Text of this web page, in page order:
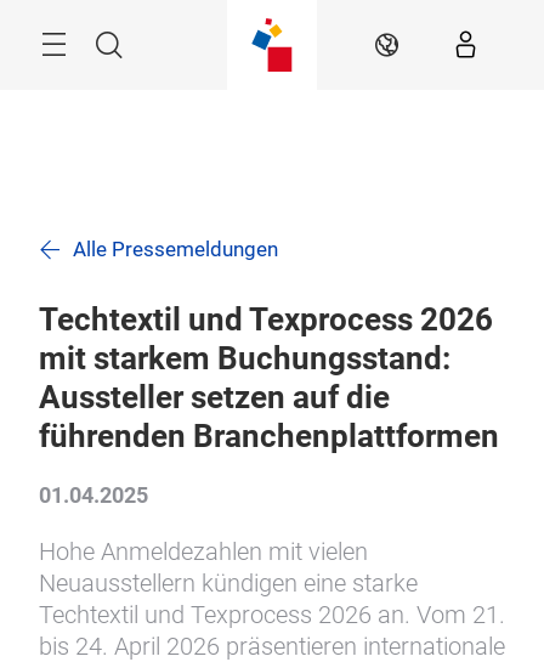
Suche DE
Alle Pressemeldungen
Techtextil und Texprocess 2026
mit starkem Buchungsstand:
Aussteller setzen auf die
führenden Branchenplattformen
01.04.2025
Hohe Anmeldezahlen mit vielen
Neuausstellern kündigen eine starke
Techtextil und Texprocess 2026 an. Vom 21.
bis 24. April 2026 präsentieren internationale